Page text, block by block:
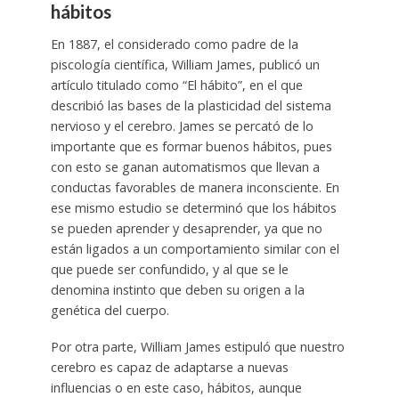
hábitos
En 1887, el considerado como padre de la
piscología científica, William James, publicó un
artículo titulado como “El hábito”, en el que
describió las bases de la plasticidad del sistema
nervioso y el cerebro. James se percató de lo
importante que es formar buenos hábitos, pues
con esto se ganan automatismos que llevan a
conductas favorables de manera inconsciente. En
ese mismo estudio se determinó que los hábitos
se pueden aprender y desaprender, ya que no
están ligados a un comportamiento similar con el
que puede ser confundido, y al que se le
denomina instinto que deben su origen a la
genética del cuerpo.
Por otra parte, William James estipuló que nuestro
cerebro es capaz de adaptarse a nuevas
influencias o en este caso, hábitos, aunque